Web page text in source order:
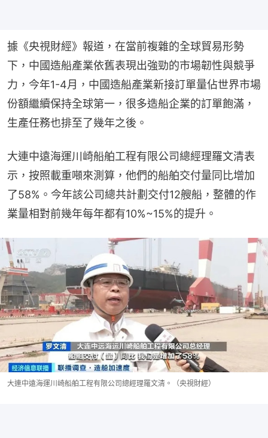
據《央視財經》報道，在當前複雜的全球貿易形勢
下，中國造船產業依舊表現出強勁的市場韌性與競爭
力，今年1-4月，中國造船產業新接訂單量佔世界市場
份額繼續保持全球第一，很多造船企業的訂單飽滿，
生產任務也排至了幾年之後。
大連中遠海運川崎船舶工程有限公司總經理羅文清表
示，按照載重噸來測算，他們的船舶交付量同比增加
了58%。今年該公司總共計劃交付12艘船，整體的作
業量相對前幾年每年都有10%~15%的提升。
大連中遠海運川崎船舶工程有限公司總經理羅文清。（央視財經）